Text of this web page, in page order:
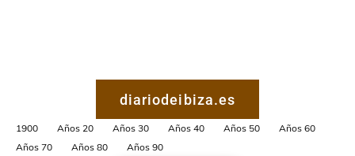
diariodeibiza.es
1900 Años 20 Años 30 Años 40 Años 50
Años 60
Años 70
Años 80 Años 90